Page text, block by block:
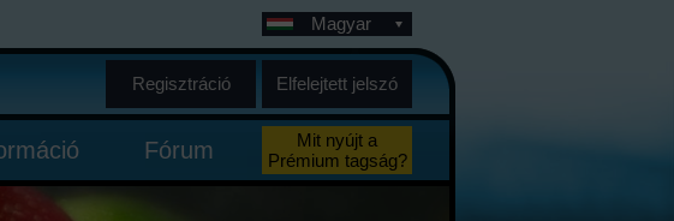
Magyar
Regisztráció Elfelejtett jelszó
Fórum
Mit nyújt a
Prémium tagság?